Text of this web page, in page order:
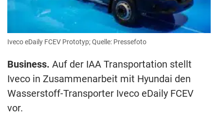
Iveco eDaily FCEV Prototyp; Quelle: Pressefoto
Business. Auf der IAA Transportation stellt
Iveco in Zusammenarbeit mit Hyundai den
Wasserstoff-Transporter Iveco eDaily FCEV
vor.